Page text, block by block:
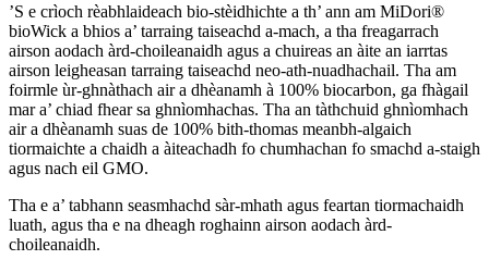
’S e crìoch rèabhlaideach bio-stèidhichte a th’ ann am MiDori®
bioWick a bhios a’ tarraing taiseachd a-mach, a tha freagarrach
airson aodach àrd-choileanaidh agus a chuireas an àite an iarrtas
airson leigheasan tarraing taiseachd neo-ath-nuadhachail. Tha am
foirmle ùr-ghnàthach air a dhèanamh à 100% biocarbon, ga fhàgail
mar a’ chiad fhear sa ghnìomhachas. Tha an tàthchuid ghnìomhach
air a dhèanamh suas de 100% bith-thomas meanbh-algaich
tiormaichte a chaidh a àiteachadh fo chumhachan fo smachd a-staigh
agus nach eil GMO.
Tha e a’ tabhann seasmhachd sàr-mhath agus feartan tiormachaidh
luath, agus tha e na dheagh roghainn airson aodach àrd-
choileanaidh.